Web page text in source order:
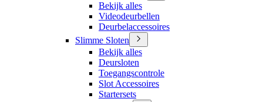
Bekijk alles
Videodeurbellen
Deurbelaccessoires
Slimme Sloten
Bekijk alles
Deursloten
Toegangscontrole
Slot Accessoires
Startersets